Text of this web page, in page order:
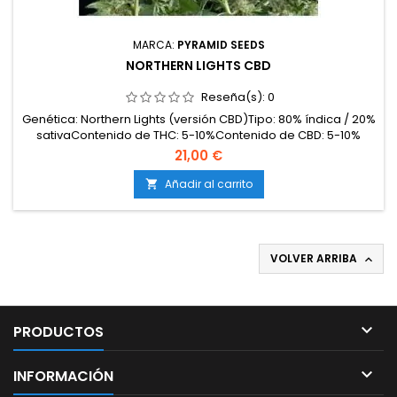
MARCA: PYRAMID SEEDS
NORTHERN LIGHTS CBD
Reseña(s): 0
Genética: Northern Lights (versión CBD)Tipo: 80% índica / 20%
sativaContenido de THC: 5-10%Contenido de CBD: 5-10%
(ratio 1:1)Tiempo de floración: 55-60 días en
interiorProducción en interior: 500-550 g/m²Producción en
exterior: 700-800 g/plantaAltura: 80-110 cm en interior; hasta
200 cm en exteriorAromas y sabores: Dulces y...
21,00 €
 Añadir al carrito
VOLVER ARRIBA 
PRODUCTOS 
INFORMACIÓN 